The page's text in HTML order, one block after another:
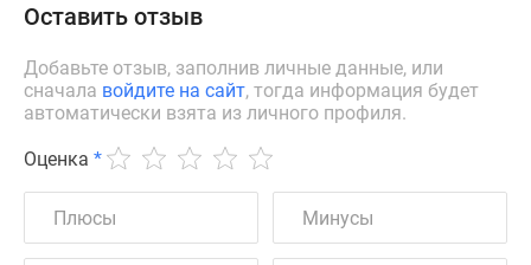
Оставить отзыв
Добавьте отзыв, заполнив личные данные, или
сначала войдите на сайт, тогда информация будет
автоматически взята из личного профиля.
Оценка *